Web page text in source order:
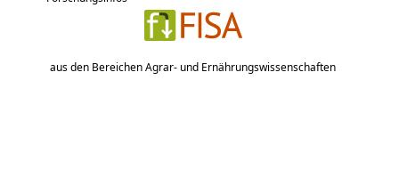
aus den Bereichen Agrar- und Ernährungswissenschaften